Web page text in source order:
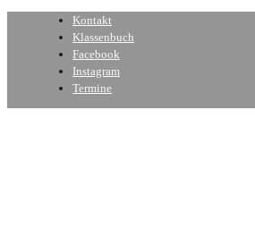
Kontakt
Klassenbuch
Facebook
Instagram
Termine